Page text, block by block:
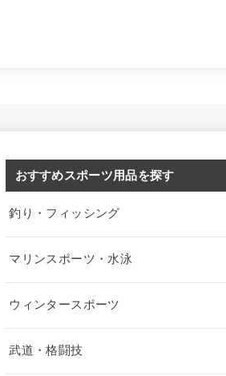
おすすめスポーツ用品を探す
釣り・フィッシング
マリンスポーツ・水泳
ウィンタースポーツ
武道・格闘技